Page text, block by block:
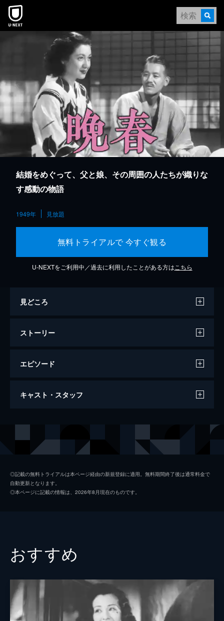
本文へスキップ
結婚をめぐって、父と娘、その周囲の人たちが織りな
す感動の物語
1949年 見放題
無料トライアルで 今すぐ観る
U-NEXTをご利用中／過去に利用したことがある方は こちら
見どころ
ストーリー
エピソード
晩春
キャスト・スタッフ
曽宮紀子 原節子
小野寺きく 坪内美子
小野寺美佐子 桂木洋子
林清造 谷崎純
◎記載の無料トライアルは本ページ経由の新規登録に適用。無料期間終了後は通常料金で
自動更新となります。
◎本ページに記載の情報は、2026年8月現在のものです。
おすすめ